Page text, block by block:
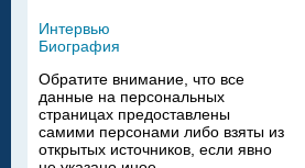
Интервью
Биография
Обратите внимание, что все
данные на персональных
страницах предоставлены
самими персонами либо взяты из
открытых источников, если явно